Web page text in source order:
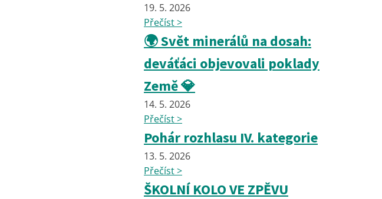
19. 5. 2026
Přečíst >
🌍 Svět minerálů na dosah:
deváťáci objevovali poklady
Země 💎
14. 5. 2026
Přečíst >
Pohár rozhlasu IV. kategorie
13. 5. 2026
Přečíst >
ŠKOLNÍ KOLO VE ZPĚVU